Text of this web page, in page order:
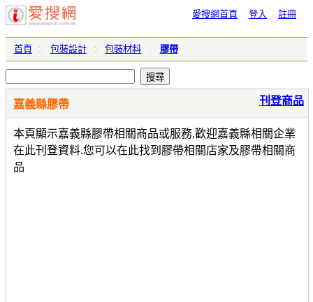
愛搜網首頁 登入 註冊
首頁 包裝設計 包裝材料 膠帶
嘉義縣膠帶
本頁顯示嘉義縣膠帶相關商品或服務,歡迎嘉義縣相關企業
在此刊登資料.您可以在此找到膠帶相關店家及膠帶相關商
品
刊登商品